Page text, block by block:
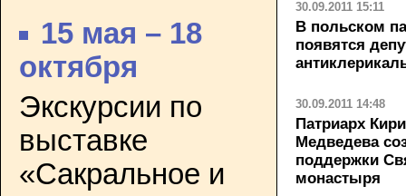
15 мая – 18
октября
Экскурсии по
выставке
«Сакральное и
30.09.2011 15:11
В польском
появятся
30.09.2011 14:48
Патриарх
Медведева
поддержки
монастыря